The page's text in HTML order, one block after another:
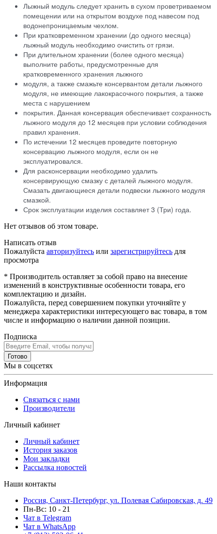
Лыжный модуль следует хранить в сухом проветриваемом
помещении или на открытом воздухе под навесом под
водонепроницаемым чехлом.
При кратковременном хранении (до одного месяца)
лыжный модуль необходимо очистить от грязи.
При длительном хранении (более одного месяца)
выполните работы, предусмотренные для
кратковременного хранения лыжного
модуля, а также смажьте консервантом детали лыжного
модуля, не имеющие лакокрасочного покрытия, а также
места с нарушением
покрытия. Данная консервация обеспечивает сохранность
лыжного модуля до 12 месяцев при условии соблюдения
правил хранения.
По истечении 12 месяцев проведите повторную
консервацию лыжного модуля, если он не
эксплуатировался.
Для расконсервации необходимо удалить
консервирующую смазку с деталей лыжного модуля.
Смазать двигающиеся детали подвески лыжного модуля
смазкой.
Срок эксплуатации изделия составляет 3 (Три) года.
Нет отзывов об этом товаре.
Написать отзыв
Пожалуйста авторизуйтесь или зарегистрируйтесь для
просмотра
* Производитель оставляет за собой право на внесение
изменений в конструктивные особенности товара, его
комплектацию и дизайн.
Пожалуйста, перед совершением покупки уточняйте у
менеджера характеристики интересующего вас товара, в том
числе и информацию о наличии данной позиции.
Подписка
Готово
Мы в соцсетях
Информация
Связаться с нами
Производители
Личный кабинет
Личный кабинет
История заказов
Мои закладки
Рассылка новостей
Наши контакты
Россия, Санкт-Петербург, ул. Полевая Сабировская, д. 49
Пн-Вс: 10 - 21
Чат в Telegram
Чат в WhatsApp